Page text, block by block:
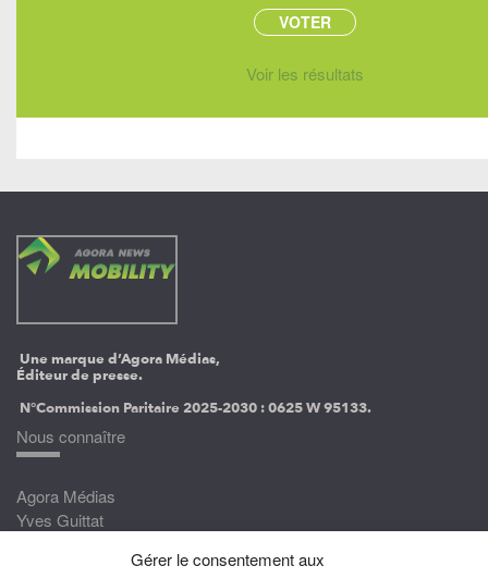
Gérer le consentement aux
Voir les résultats
Une marque d’Agora Médias,
Éditeur de presse.
N°Commission Paritaire 2025-2030 :0625 W 95133.
Nous connaître
Agora Médias
Yves Guittat